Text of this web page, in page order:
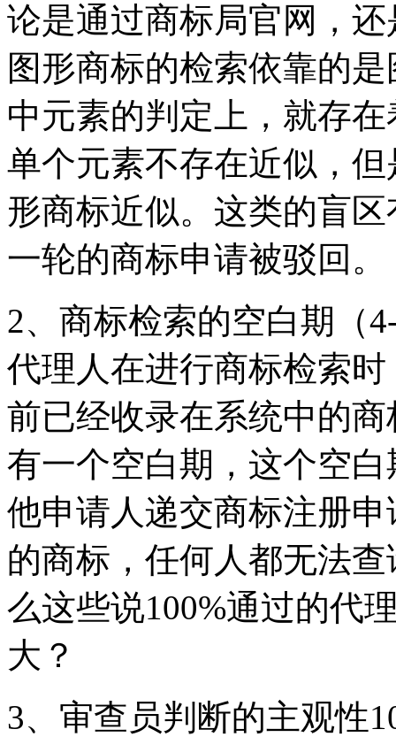
论是通过商标局官网，
图形商标的检索依靠的
中元素的判定上，就存
单个元素不存在近似，
形商标近似。这类的盲
一轮的商标申请被驳回。
2、商标检索的空白期（
代理人在进行商标检索
前已经收录在系统中的
有一个空白期，这个空
他申请人递交商标注册
的商标，任何人都无法
么这些说100%通过的代
大？
3、审查员判断的主观性